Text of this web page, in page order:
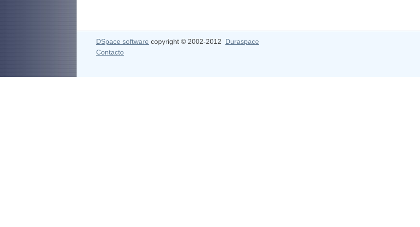
DSpace software copyright © 2002-2012 Duraspace
Contacto